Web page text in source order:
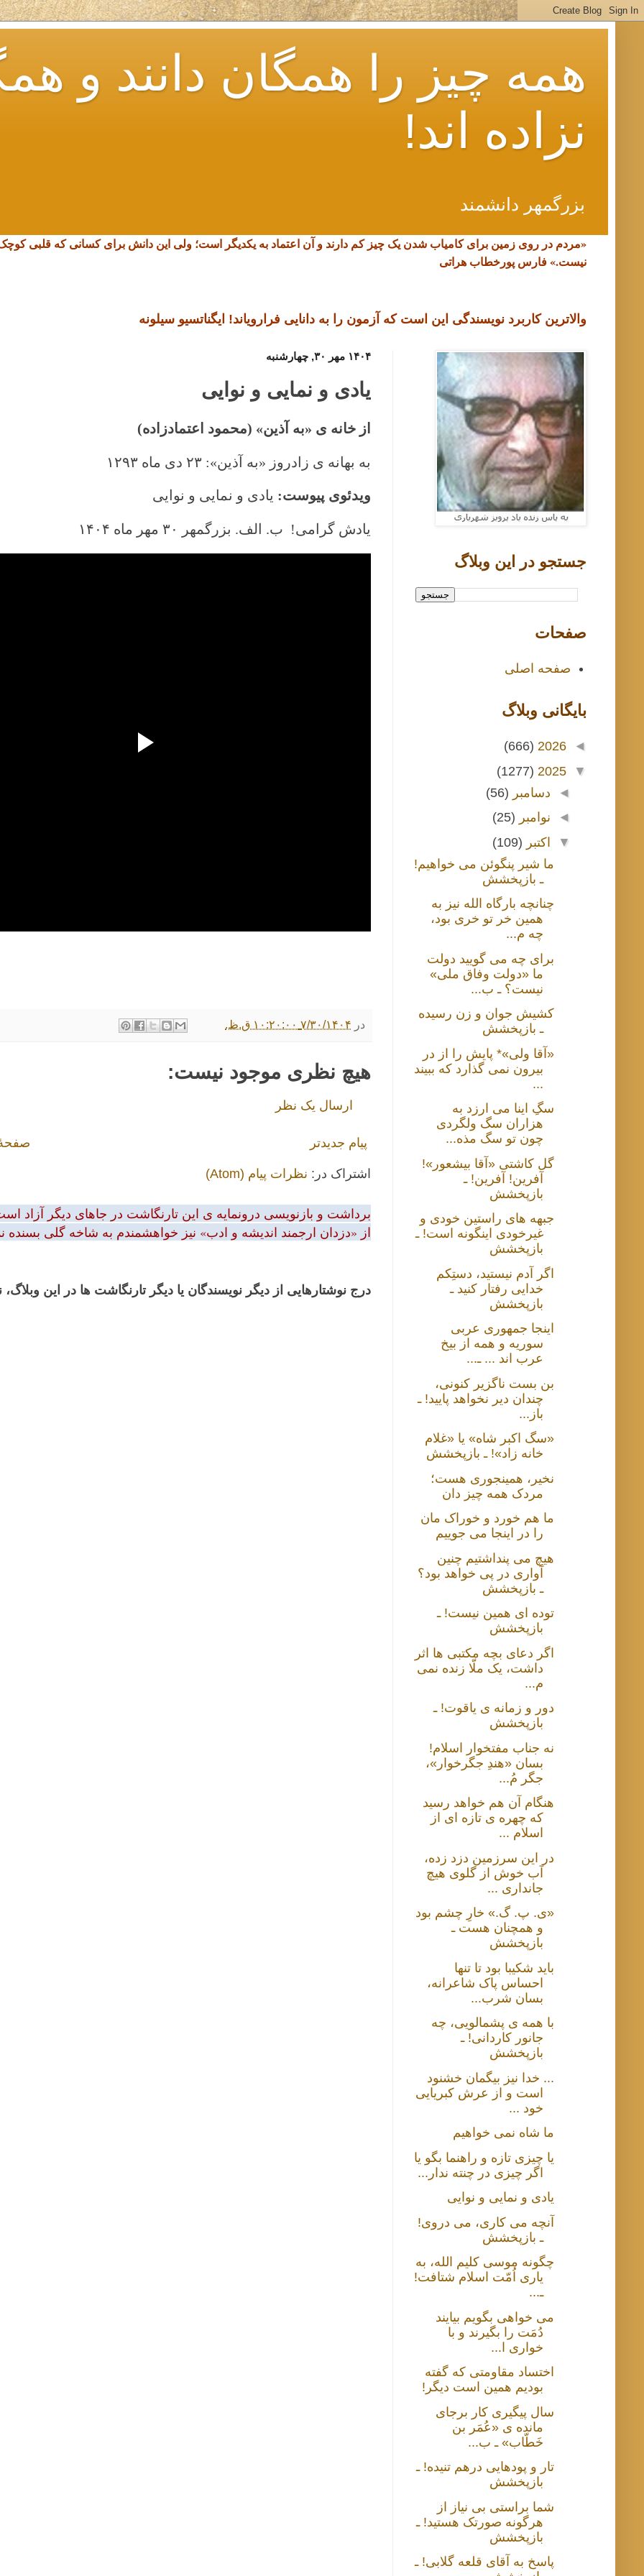
همه چیز را همگان دانند و
نزاده اند!
بزرگمهر دانشمند
«مردم در روی زمین برای کامیاب شدن یک چیز کم دارند و آن اعتماد به یکدیگر است؛ ولی این دانش برای کسانی که قلبی
نیست.» فارس پورخطاب هراتی
والاترین کاربرد نویسندگی این است که آزمون را به دانایی فرارویاند! ایگناتسیو سیلونه
۱۴۰۴ مهر ۳۰, چهارشنبه
یادی و نمایی و نوایی
از خانه ی «به آذین» (محمود اعتمادزاده)
به بهانه ی زادروز «به آذین»: ٢٣ دی ماه ١٢٩٣
ویدئوی پیوست: یادی و نمایی و نوایی
یادش گرامی! ب. الف. بزرگمهر ٣٠ مهر ماه ١۴٠۴
در ۷/۳۰/۱۴۰۴ ۱۰:۲۰:۰۰ ق.ظ.
هیچ نظری موجود نیست:
ارسال یک نظر
پیام جدیدتر
اشتراک در: نظرات پیام (Atom)
برداشت و بازنویسی درونمایه ی این تارنگاشت در جاهای دیگر آزاد
از «دزدان ارجمند اندیشه و ادب» نیز خواهشمندم به شاخه گلی بسنده
درج نوشتارهایی از دیگر نویسندگان یا دیگر تارنگاشت ها در این
جستجو در اين وبلاگ
صفحات
صفحه اصلی
بايگانی وبلاگ
◄
2026
(666)
▼
2025
(1277)
◄ دسامبر (56)
◄ نوامبر (25)
▼ اکتبر (109)
ما شیر پنگوئن می خواهیم!
ـ بازپخشش
چنانچه بارگاه الله نیز به
همین خر تو خری بود،
چه م...
برای چه می گویید دولت
ما «دولت وفاق ملی»
نیست؟ ـ ب...
کشیش جوان و زن رسیده
ـ بازپخشش
«آقا ولی»* پایش را از در
بیرون نمی گذارد که ببیند
...
سگِ اینا می ارزد به
هزاران سگ ولگردی
چون تو سگ مذه...
گل کاشتی «آقا بیشعور»!
آفرین! آفرین! ـ
بازپخشش
جبهه های راستین خودی و
غیرخودی اینگونه است! ـ
بازپخشش
اگر آدم نیستید، دستِکم
خدایی رفتار کنید ـ
بازپخشش
اینجا جمهوری عربی
سوریه و همه از بیخ
عرب اند ... ـ...
بن بست ناگزیر کنونی،
چندان دیر نخواهد پایید! ـ
باز...
«سگ اکبر شاه» یا «غلام
خانه زاد»! ـ بازپخشش
نخیر، همینجوری هست؛
مردک همه چیز دان
ما هم خورد و خوراک مان
را در اینجا می جوییم
هیچ می پنداشتیم چنین
آواری در پی خواهد بود؟
ـ بازپخشش
توده ای همین نیست! ـ
بازپخشش
اگر دعای بچه مکتبی ها اثر
داشت، یک ملّا زنده نمی
م...
دور و زمانه ی یاقوت! ـ
بازپخشش
نه جناب مفتخوار اسلام!
بسان «هندِ جگرخوار»،
جگر مُ...
هنگام آن هم خواهد رسید
که چهره ی تازه ای از
اسلام ...
در این سرزمین دزد زده،
آب خوش از گلوی هیچ
جانداری ...
«ی. پ. گ.» خارِ چشم بود
و همچنان هست ـ
بازپخشش
باید شکیبا بود تا تنها
احساس پاک شاعرانه،
بسان شرب...
با همه ی پشمالویی، چه
جانور کاردانی! ـ
بازپخشش
... خدا نیز بیگمان خشنود
است و از عرش کبریایی
خود ...
ما شاه نمی خواهیم
یا چیزی تازه و راهنما بگو یا
اگر چیزی در چنته ندار...
یادی و نمایی و نوایی
آنچه می کاری، می دروی!
ـ بازپخشش
چگونه موسی کلیم الله، به
یاری اُمّت اسلام شتافت!
ـ...
می خواهی بگویم بیایند
دُمَت را بگیرند و با
خواری ا...
اختساد مقاومتی که گفته
بودیم همین است دیگر!
سال پیگیری کار برجای
مانده ی «عُمَر بن
خَطّاب» ـ ب...
تار و پودهایی درهم تنیده! ـ
بازپخشش
شما براستی بی نیاز از
هرگونه صورتک هستید! ـ
بازپخشش
پاسخ به آقای قلعه گلابی! ـ